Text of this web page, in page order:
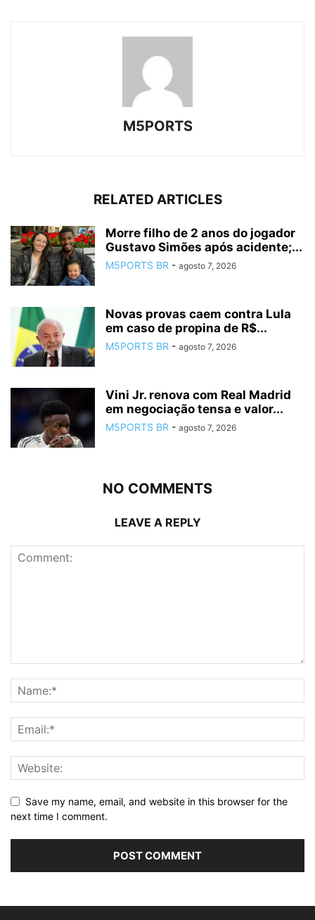
M5PORTS
RELATED ARTICLES
Morre filho de 2 anos do jogador
Gustavo Simões após acidente;...
M5PORTS BR - agosto 7, 2026
Novas provas caem contra Lula
em caso de propina de R$...
M5PORTS BR - agosto 7, 2026
Vini Jr. renova com Real Madrid
em negociação tensa e valor...
M5PORTS BR - agosto 7, 2026
NO COMMENTS
LEAVE A REPLY
Save my name, email, and website in this browser for the
next time I comment.